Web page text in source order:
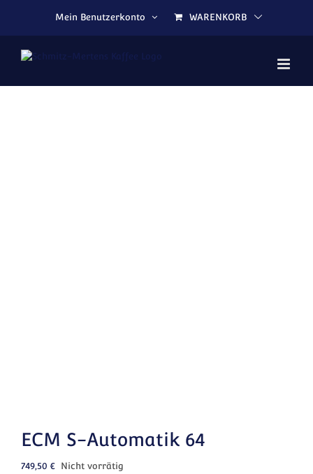
Mein Benutzerkonto
WARENKORB
ECM S-Automatik 64
749,50 € Nicht vorrätig